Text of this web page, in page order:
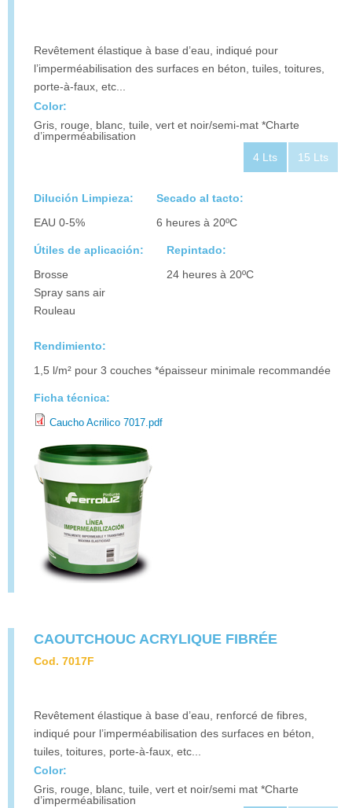
Revêtement élastique à base d’eau, indiqué pour
l’imperméabilisation des surfaces en béton, tuiles, toitures,
porte-à-faux, etc...
Color:
Gris, rouge, blanc, tuile, vert et noir/semi-mat *Charte
d’imperméabilisation
15 Lts
4 Lts
Dilución Limpieza:
EAU 0-5%
Secado al tacto:
6 heures à 20ºC
Útiles de aplicación:
Brosse
Spray sans air
Rouleau
Repintado:
24 heures à 20ºC
Rendimiento:
1,5 l/m² pour 3 couches *épaisseur minimale recommandée
Ficha técnica:
Caucho Acrilico 7017.pdf
CAOUTCHOUC ACRYLIQUE FIBRÉE
Cod. 7017F
Revêtement élastique à base d’eau, renforcé de fibres,
indiqué pour l’imperméabilisation des surfaces en béton,
tuiles, toitures, porte-à-faux, etc...
Color:
Gris, rouge, blanc, tuile, vert et noir/semi mat *Charte
d’imperméabilisation